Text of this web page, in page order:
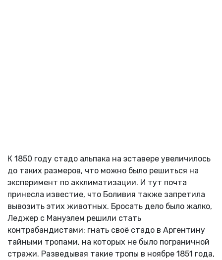
К 1850 году стадо альпака на эставере увеличилось
до таких размеров, что можно было решиться на
эксперимент по акклиматизации. И тут почта
принесла известие, что Боливия также запретила
вывозить этих животных. Бросать дело было жалко,
Леджер с Мануэлем решили стать
контрабандистами: гнать своё стадо в Аргентину
тайными тропами, на которых не было пограничной
стражи. Разведывая такие тропы в ноябре 1851 года,